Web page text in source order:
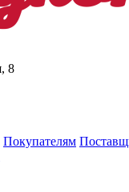
8
Покупателям